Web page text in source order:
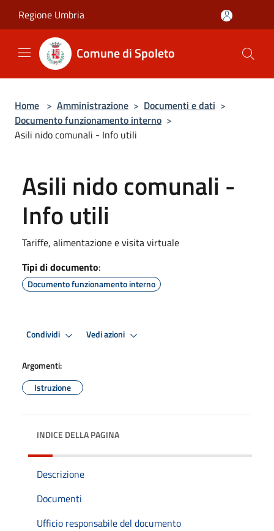
Regione Umbria
Comune di Spoleto
Home > Amministrazione > Documenti e dati >
Documento funzionamento interno >
Asili nido comunali - Info utili
Asili nido comunali -
Info utili
Tariffe, alimentazione e visita virtuale
Tipi di documento:
Documento funzionamento interno
Condividi Vedi azioni
Argomenti:
Istruzione
INDICE DELLA PAGINA
Descrizione
Documenti
Ufficio responsabile del documento